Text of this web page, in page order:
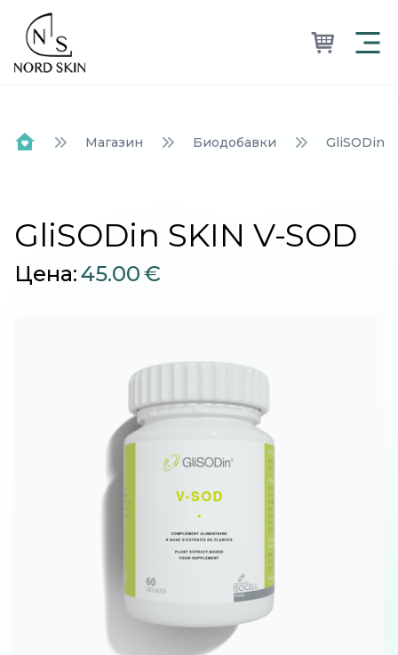
Nordskin
Магазин Биодобавки GliSODin
GliSODin SKIN V-SOD
Цена:45.00€